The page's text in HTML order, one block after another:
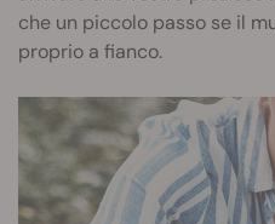
che un piccolo passo se il
proprio a fianco.